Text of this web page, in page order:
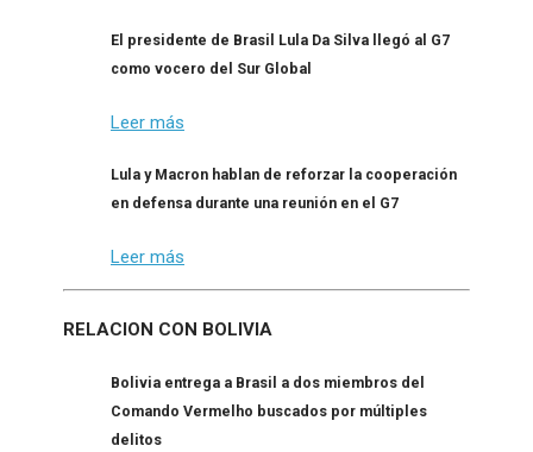
El presidente de Brasil Lula Da Silva llegó al G7
como vocero del Sur Global
Leer más
Lula y Macron hablan de reforzar la cooperación
en defensa durante una reunión en el G7
Leer más
RELACION CON BOLIVIA
Bolivia entrega a Brasil a dos miembros del
Comando Vermelho buscados por múltiples
delitos